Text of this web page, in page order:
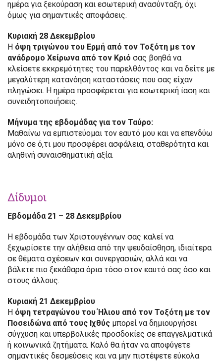
ημέρα για ξεκούραση και εσωτερική ανασύνταξη, όχι
όμως για σημαντικές αποφάσεις.
Κυριακή 28 Δεκεμβρίου
Η όψη τριγώνου του Ερμή από τον Τοξότη με τον
ανάδρομο Χείρωνα από τον Κριό σας βοηθά να
κλείσετε εκκρεμότητες του παρελθόντος και να δείτε με
μεγαλύτερη κατανόηση καταστάσεις που σας είχαν
πληγώσει. Η ημέρα προσφέρεται για εσωτερική ίαση και
συνειδητοποιήσεις.
Μήνυμα της εβδομάδας για τον Ταύρο:
Μαθαίνω να εμπιστεύομαι τον εαυτό μου και να επενδύω
μόνο σε ό,τι μου προσφέρει ασφάλεια, σταθερότητα και
αληθινή συναισθηματική αξία.
Δίδυμοι
Εβδομάδα 21 – 28 Δεκεμβρίου
Η εβδομάδα των Χριστουγέννων σας καλεί να
ξεχωρίσετε την αλήθεια από την ψευδαίσθηση, ιδιαίτερα
σε θέματα σχέσεων και συνεργασιών, αλλά και να
βάλετε πιο ξεκάθαρα όρια τόσο στον εαυτό σας όσο και
στους άλλους.
Κυριακή 21 Δεκεμβρίου
Η όψη τετραγώνου του Ήλιου από τον Τοξότη με τον
Ποσειδώνα από τους Ιχθύς μπορεί να δημιουργήσει
σύγχυση και υπερβολικές προσδοκίες σε επαγγελματικά
ή κοινωνικά ζητήματα. Καλό θα ήταν να αποφύγετε
σημαντικές δεσμεύσεις και να μην πιστέψετε εύκολα